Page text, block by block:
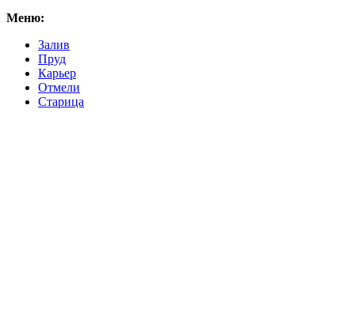
Меню:
Залив
Пруд
Карьер
Отмели
Старица